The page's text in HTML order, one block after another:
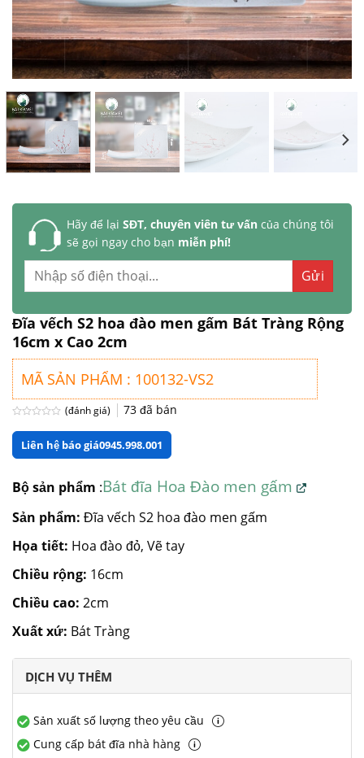
Hãy để lại SĐT, chuyên viên tư vấncủa chúng tôi
sẽ gọi ngay cho bạn miễn phí!
Đĩa vếch S2 hoa đào men gấm Bát Tràng Rộng
16cm x Cao 2cm
MÃ SẢN PHẨM : 100132-VS2
xếp
hạng
0
(đánh giá) 73đã bán
Liên hệ báo giá0945.998.001
Bộ sản phẩm :Bát đĩa Hoa Đào men gấm
Sản phẩm: Đĩa vếch S2 hoa đào men gấm
Họa tiết: Hoa đào đỏ, Vẽ tay
Chiều rộng: 16cm
Chiều cao: 2cm
Xuất xứ: Bát Tràng
DỊCH VỤ THÊM
Sản xuất số lượng theo yêu cầu
Cung cấp bát đĩa nhà hàng